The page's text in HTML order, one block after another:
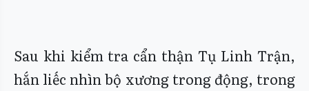
Sau khi kiểm tra cẩn thận Tụ Linh Trận,
hắn liếc nhìn bộ xương trong động, trong